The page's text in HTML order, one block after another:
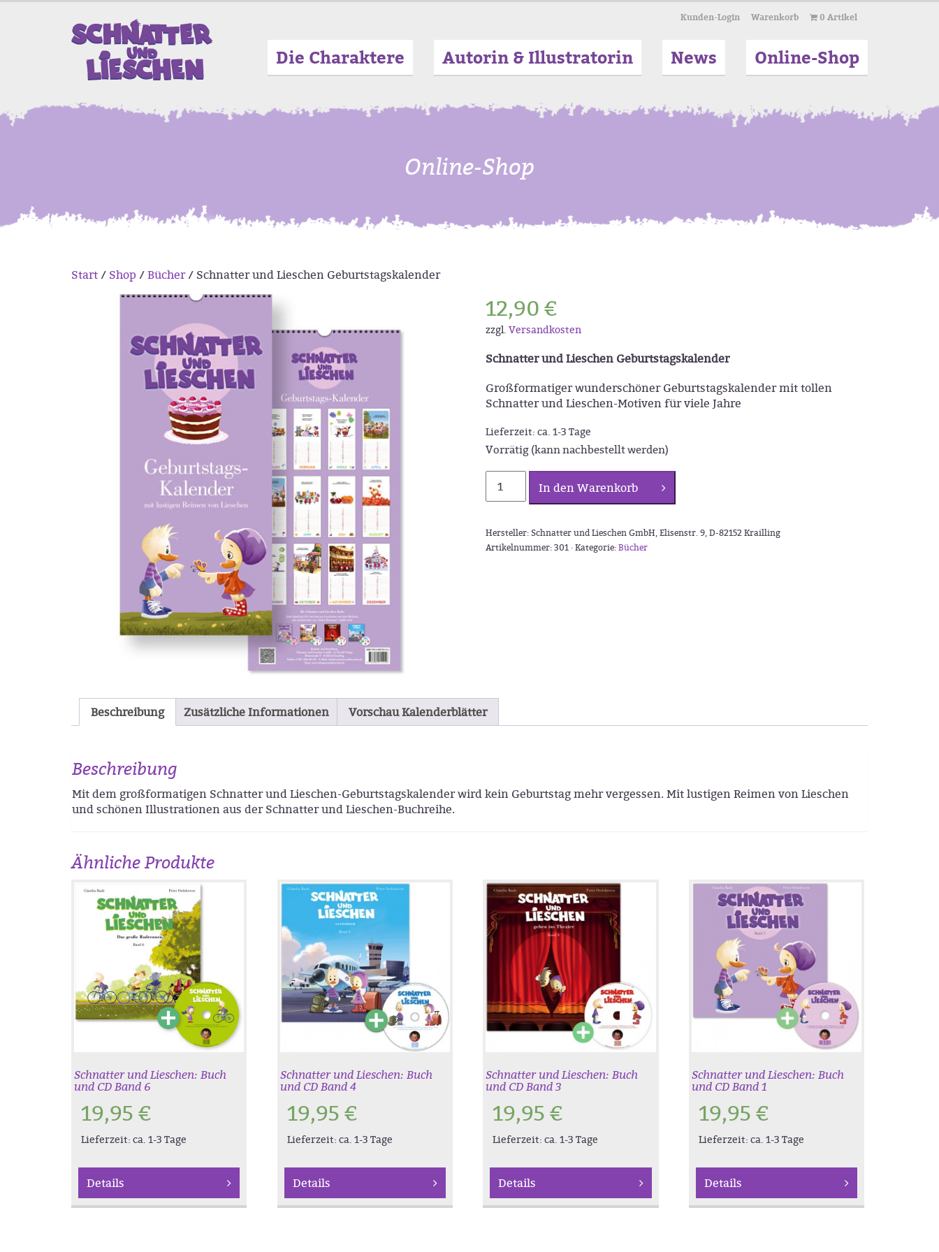
Kunden-Login Warenkorb 0 Artikel
Die Charaktere Autorin & Illustratorin News Online-Shop
Online-Shop
Start/ Shop /Bücher/ Schnatter und Lieschen Geburtstagskalender
12,90€
zzgl. Versandkosten
Schnatter und Lieschen Geburtstagskalender
Großformatiger wunderschöner Geburtstagskalender mit tollen
Schnatter und Lieschen-Motiven für viele Jahre
Lieferzeit: ca. 1-3 Tage
Vorrätig (kann nachbestellt werden)
und
Lieschen
Menge
In den Warenkorb
Hersteller: Schnatter und Lieschen GmbH, Elisenstr. 9, D-82152 Krailling
Artikelnummer:301 ·Kategorie:Bücher
Beschreibung Zusätzliche Informationen Vorschau Kalenderblätter
Beschreibung
Mit dem großformatigen Schnatter und Lieschen-Geburtstagskalender wird kein Geburtstag mehr vergessen. Mit lustigen Reimen von Lieschen
und schönen Illustrationen aus der Schnatter und Lieschen-Buchreihe.
Ähnliche Produkte
Schnatter und Lieschen: Buch
und CD Band 6
19,95€
Lieferzeit: ca. 1-3 Tage
Details
Schnatter und Lieschen: Buch
und CD Band 4
19,95€
Lieferzeit: ca. 1-3 Tage
Details
Schnatter und Lieschen: Buch
und CD Band 3
19,95€
Lieferzeit:ca. 1-3 Tage
Details
Schnatter und Lieschen: Buch
und CD Band 1
19,95€
Lieferzeit:ca. 1-3 Tage
Details